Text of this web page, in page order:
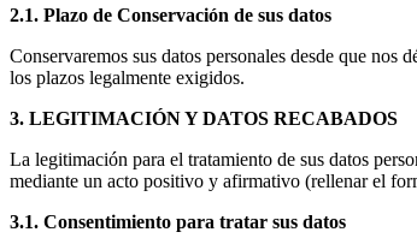
2.1. Plazo de Conservación de sus datos
Conservaremos sus datos personales desde que
los plazos legalmente exigidos.
3. LEGITIMACIÓN Y DATOS RECABADOS
La legitimación para el tratamiento de sus datos
mediante un acto positivo y afirmativo (rellenar el
3.1. Consentimiento para tratar sus datos